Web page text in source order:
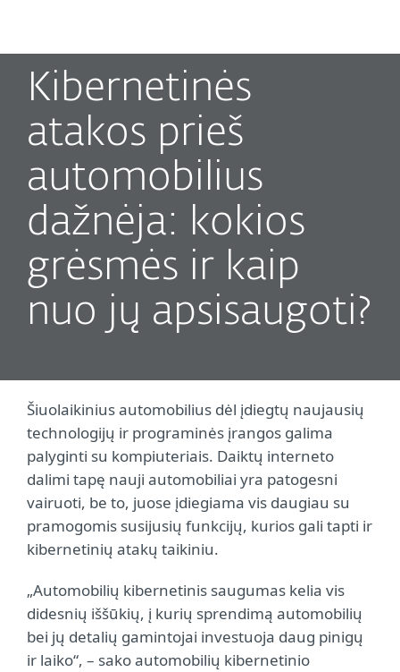
Kibernetinės
atakos prieš
automobilius
dažnėja: kokios
grėsmės ir kaip
nuo jų apsisaugoti?
Šiuolaikinius automobilius dėl įdiegtų naujausių
technologijų ir programinės įrangos galima
palyginti su kompiuteriais. Daiktų interneto
dalimi tapę nauji automobiliai yra patogesni
vairuoti, be to, juose įdiegiama vis daugiau su
pramogomis susijusių funkcijų, kurios gali tapti ir
kibernetinių atakų taikiniu.
„Automobilių kibernetinis saugumas kelia vis
didesnių iššūkių, į kurių sprendimą automobilių
bei jų detalių gamintojai investuoja daug pinigų
ir laiko“, – sako automobilių kibernetinio